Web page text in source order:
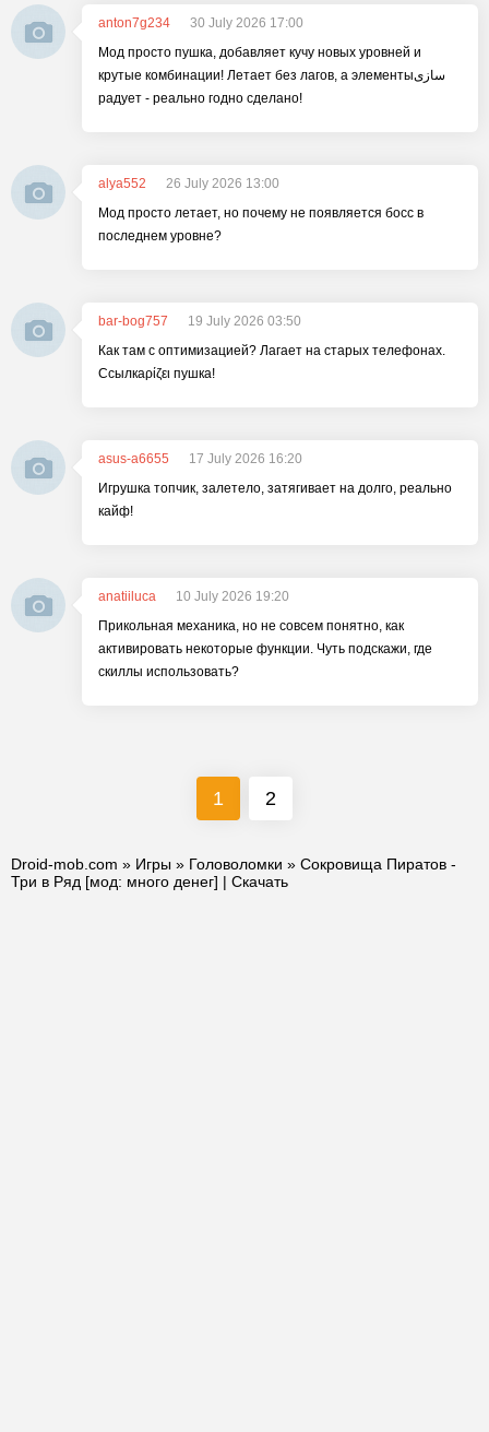
anton7g234
30 July 2026 17:00
Мод просто пушка, добавляет кучу новых уровней и
крутые комбинации! Летает без лагов, а элементыسازی
радует - реально годно сделано!
alya552
26 July 2026 13:00
Мод просто летает, но почему не появляется босс в
последнем уровне?
bar-bog757
19 July 2026 03:50
Как там с оптимизацией? Лагает на старых телефонах.
Ссылкаρίζει пушка!
asus-a6655
17 July 2026 16:20
Игрушка топчик, залетело, затягивает на долго, реально
кайф!
anatiiluca
10 July 2026 19:20
Прикольная механика, но не совсем понятно, как
активировать некоторые функции. Чуть подскажи, где
скиллы использовать?
1 2
Droid-mob.com » Игры » Головоломки » Сокровища Пиратов -
Три в Ряд [мод: много денег] | Скачать